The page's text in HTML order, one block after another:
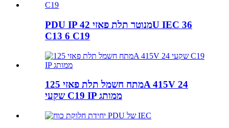
C13 6 C19
מתח חשמל תלת פאזי 125A 415V 24
שקעי C19 IP ממותג